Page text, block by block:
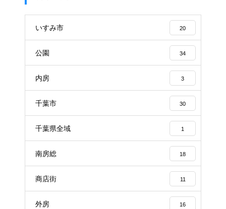
いすみ市 20
公園 34
内房 3
千葉市 30
千葉県全域 1
南房総 18
商店街 11
外房 16